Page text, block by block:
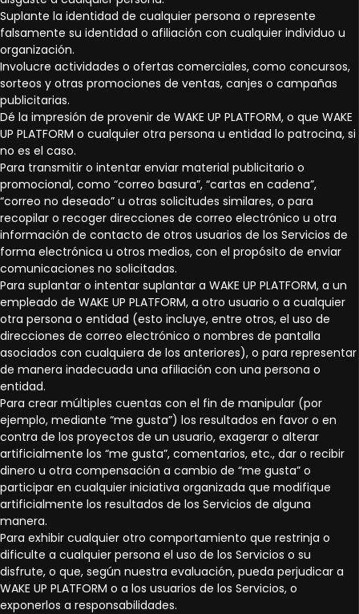
Suplante la identidad de cualquier persona o represente
falsamente su identidad o afiliación con cualquier individuo u
organización.
Involucre actividades o ofertas comerciales, como concursos,
sorteos y otras promociones de ventas, canjes o campañas
publicitarias.
Dé la impresión de provenir de WAKE UP PLATFORM, o que WAKE
UP PLATFORM o cualquier otra persona u entidad lo patrocina, si
no es el caso.
Para transmitir o intentar enviar material publicitario o
promocional, como “correo basura”, “cartas en cadena”,
“correo no deseado” u otras solicitudes similares, o para
recopilar o recoger direcciones de correo electrónico u otra
información de contacto de otros usuarios de los Servicios de
forma electrónica u otros medios, con el propósito de enviar
comunicaciones no solicitadas.
Para suplantar o intentar suplantar a WAKE UP PLATFORM, a un
empleado de WAKE UP PLATFORM, a otro usuario o a cualquier
otra persona o entidad (esto incluye, entre otros, el uso de
direcciones de correo electrónico o nombres de pantalla
asociados con cualquiera de los anteriores), o para representar
de manera inadecuada una afiliación con una persona o
entidad.
Para crear múltiples cuentas con el fin de manipular (por
ejemplo, mediante “me gusta”) los resultados en favor o en
contra de los proyectos de un usuario, exagerar o alterar
artificialmente los “me gusta”, comentarios, etc., dar o recibir
dinero u otra compensación a cambio de “me gusta” o
participar en cualquier iniciativa organizada que modifique
artificialmente los resultados de los Servicios de alguna
manera.
Para exhibir cualquier otro comportamiento que restrinja o
dificulte a cualquier persona el uso de los Servicios o su
disfrute, o que, según nuestra evaluación, pueda perjudicar a
WAKE UP PLATFORM o a los usuarios de los Servicios, o
exponerlos a responsabilidades.